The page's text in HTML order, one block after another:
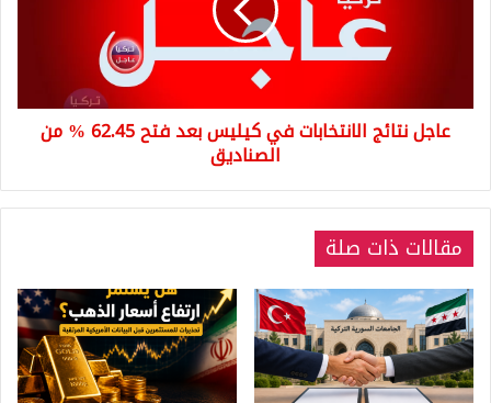
%
الصناديق
عاجل نتائج الانتخابات في كيليس بعد فتح 62.45 % من
الصناديق
مقالات ذات صلة